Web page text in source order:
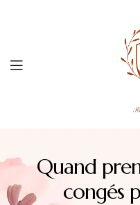
Menu
Quand
congés